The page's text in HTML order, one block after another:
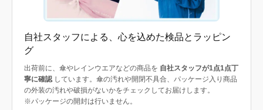
自社スタッフによる、心を込めた検品とラッピン
グ
出荷前に、傘やレインウエアなどの商品を 自社スタッフが1点1点丁
寧に確認しています。傘の汚れや開閉不具合、パッケージ入り商品
の外装の汚れや破損がないかをチェックしてお届けします。
※パッケージの開封は行いません。